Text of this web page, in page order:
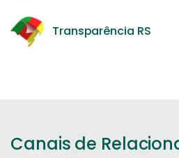
Transparência RS
Canais de